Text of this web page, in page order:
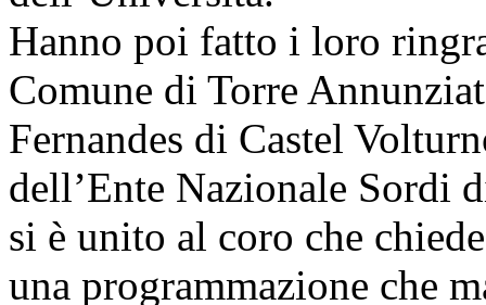
Hanno poi fatto i loro
Comune di Torre
Fernandes di Castel
dell’Ente Nazionale Sordi
si è unito al coro che
una programmazione che